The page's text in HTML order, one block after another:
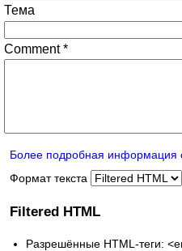
Тема
Comment*
Более подробная информация
Формат текста
Filtered HTML
Разрешённые HTML-теги: